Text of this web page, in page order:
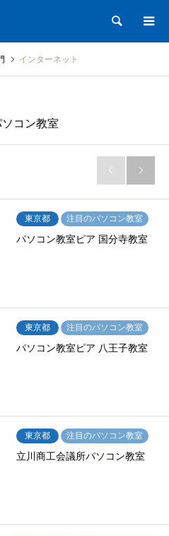
検索
インターネット
ソコン教室
 
東京都 注目のパソコン教室
パソコン教室ピア 国分寺教室
東京都 注目のパソコン教室
パソコン教室ピア 八王子教室
東京都 注目のパソコン教室
立川商工会議所パソコン教室